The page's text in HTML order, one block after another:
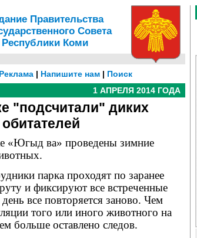
Правительства
Совета
Республики Коми
Реклама | Напишите нам | Поиск
1 АПРЕЛЯ 2014 ГОДА
"подсчитали" диких
обитателей
«Югыд ва» проведены зимние
парка проходят по заранее
и фиксируют все встреченные
все повторяется заново. Чем
того или иного животного на
больше оставлено следов.